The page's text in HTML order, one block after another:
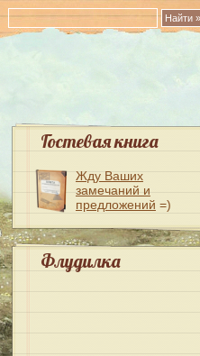
Гостевая книга
Жду Ваших
замечаний и
предложений =)
Флудилка